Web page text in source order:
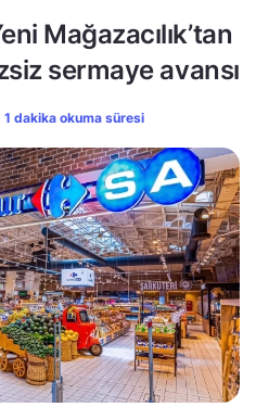
Mağazacılık’tan
sermaye avansı
dakika okuma süresi